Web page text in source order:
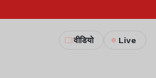
वीडियो Live